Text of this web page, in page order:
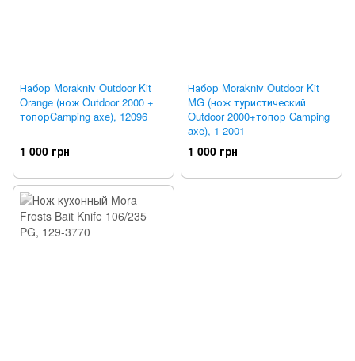
Набор Morakniv Outdoor Kit
Orange (нож Outdoor 2000 +
топорCamping axe), 12096
1 000 грн
Набор Morakniv Outdoor Kit
MG (нож туристический
Outdoor 2000+топор Camping
axe), 1-2001
1 000 грн